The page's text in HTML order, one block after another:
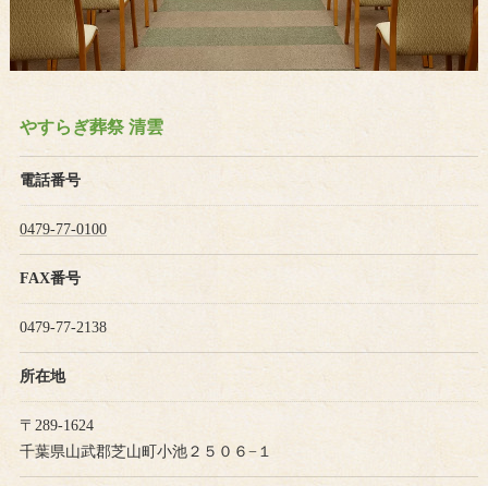
やすらぎ葬祭 清雲
電話番号
0479-77-0100
FAX番号
0479-77-2138
所在地
〒289-1624
千葉県山武郡芝山町小池２５０６−１